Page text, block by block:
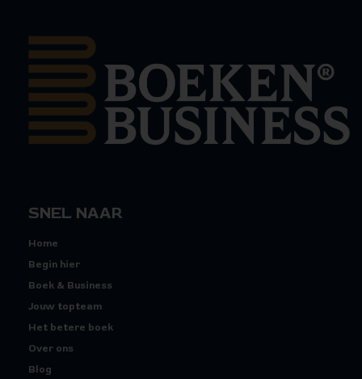
SNEL NAAR
Home
Begin hier
Boek & Business
Jouw topteam
Het betere boek
Over ons
Blog